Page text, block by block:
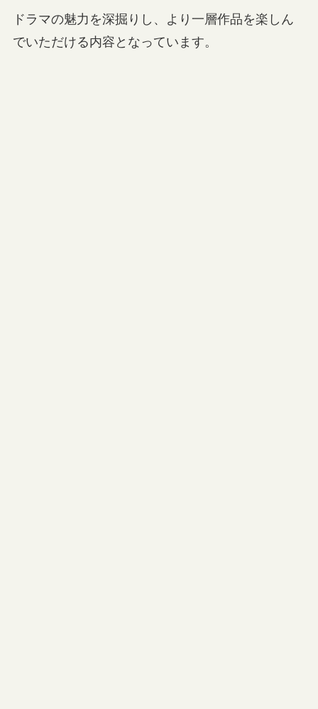
ドラマの魅力を深掘りし、より一層作品を楽しん
でいただける内容となっています。